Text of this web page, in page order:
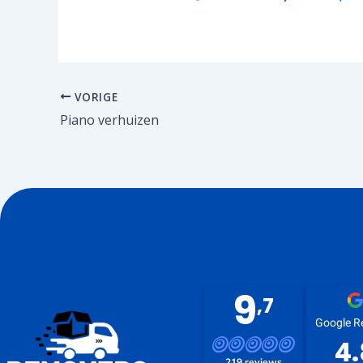
VORIGE
Piano verhuizen
9,7
Google